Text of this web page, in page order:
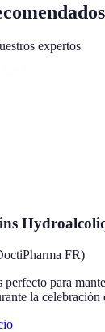
expertos
FR)
perfecto para
la celebración